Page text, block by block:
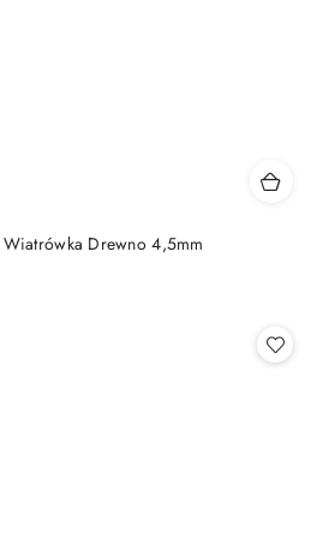
Drewno 4,5mm